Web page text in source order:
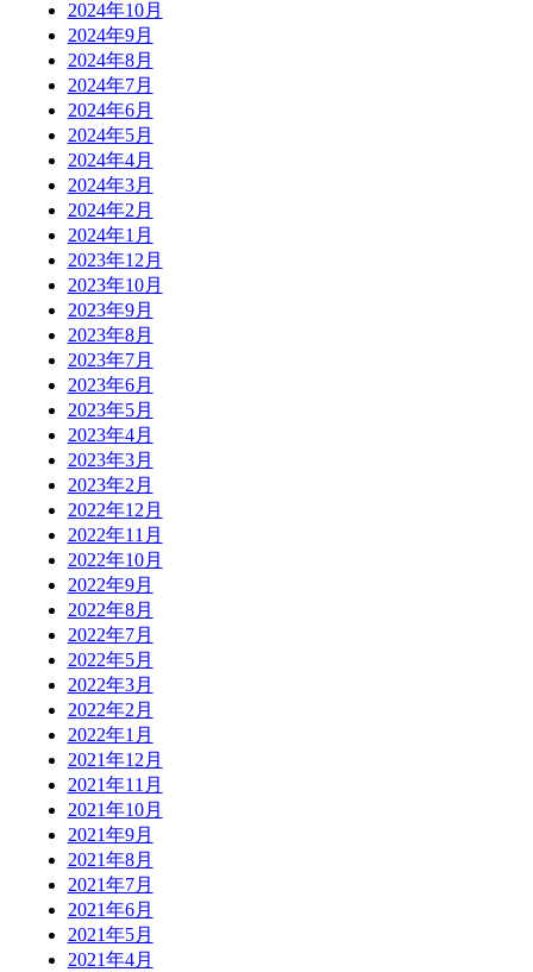
2024年10月
2024年9月
2024年8月
2024年7月
2024年6月
2024年5月
2024年4月
2024年3月
2024年2月
2024年1月
2023年12月
2023年10月
2023年9月
2023年8月
2023年7月
2023年6月
2023年5月
2023年4月
2023年3月
2023年2月
2022年12月
2022年11月
2022年10月
2022年9月
2022年8月
2022年7月
2022年5月
2022年3月
2022年2月
2022年1月
2021年12月
2021年11月
2021年10月
2021年9月
2021年8月
2021年7月
2021年6月
2021年5月
2021年4月